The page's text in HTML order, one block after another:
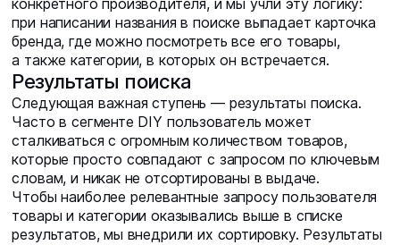
при написании названия в поиске выпадает карточка
бренда, где можно посмотреть все его товары,
а также категории, в которых он встречается.
Результаты поиска
Следующая важная ступень — результаты поиска.
Часто в сегменте DIY пользователь может
сталкиваться с огромным количеством товаров,
которые просто совпадают с запросом по ключевым
словам, и никак не отсортированы в выдаче.
Чтобы наиболее релевантные запросу пользователя
товары и категории оказывались выше в списке
результатов, мы внедрили их сортировку. Результаты